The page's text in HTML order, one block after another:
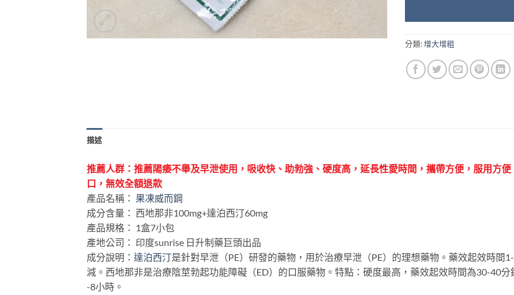
分類:增大增粗
描述
推薦人群：推薦陽痿不舉及早泄使用，吸收快、助勃強、硬度高，延長性愛時間，攜帶方便，服用方
口，無效全額退款
產品名稱： 果凍威而鋼
成分含量： 西地那非100mg+達泊西汀60mg
產品規格： 1盒7小包
產地公司： 印度sunrise 日升制藥巨頭出品
成分說明： 達泊西汀是針對早泄（PE）研發的藥物，用於治療早泄（PE）的理想藥物。藥效起效時間
減。西地那非是治療陰莖勃起功能障礙（ED）的口服藥物。特點：硬度最高，藥效起效時間為30-40
-8小時。